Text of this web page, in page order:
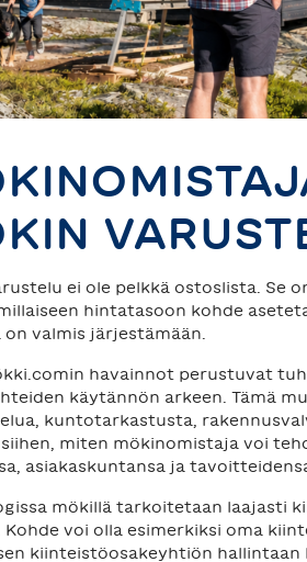
ei ole pelkkä ostoslista. Se
hintatasoon kohde
valmis järjestämään.
havainnot perustuvat
käytännön arkeen. Tämä
kuntotarkastusta,
miten mökinomistaja voi
asiakaskuntansa ja
mökillä tarkoitetaan laajasti
Kohde voi olla esimerkiksi oma
kiinteistöosakeyhtiön